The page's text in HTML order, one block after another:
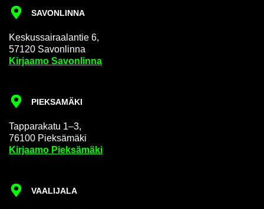
SA­VON­LIN­NA
Kes­kus­sai­raa­lan­tie 6,
57120 Sa­von­lin­na
Kir­jaa­mo Sa­von­lin­na
PIEK­SA­MÄ­KI
Tap­pa­ra­ka­tu 1–3,
76100 Piek­sä­mä­ki
Kir­jaa­mo Piek­sä­mä­ki
VAA­LI­JA­LA